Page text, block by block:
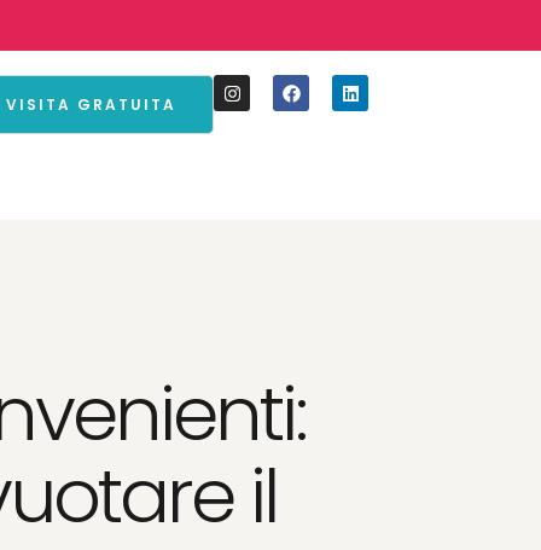
VISITA GRATUITA
il